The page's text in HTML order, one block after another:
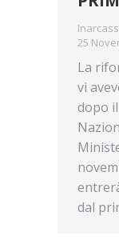
25
La
vi
dopo
dal